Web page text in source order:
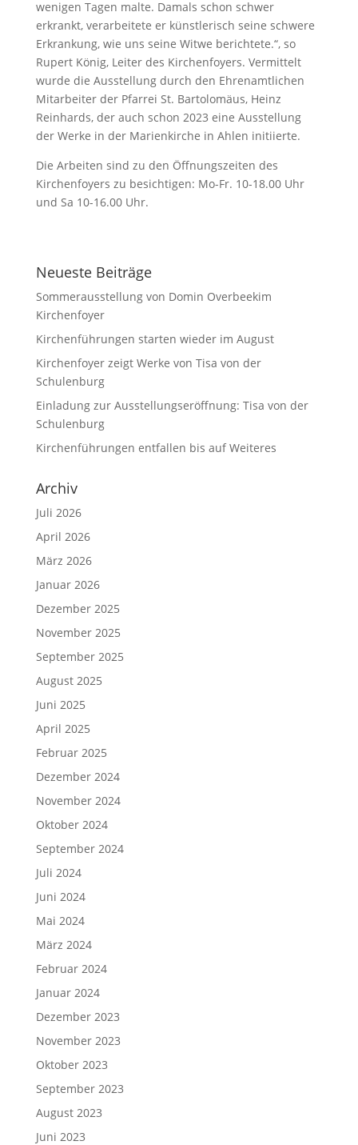
wenigen Tagen malte. Damals schon schwer
erkrankt, verarbeitete er künstlerisch seine schwere
Erkrankung, wie uns seine Witwe berichtete.“, so
Rupert König, Leiter des Kirchenfoyers. Vermittelt
wurde die Ausstellung durch den Ehrenamtlichen
Mitarbeiter der Pfarrei St. Bartolomäus, Heinz
Reinhards, der auch schon 2023 eine Ausstellung
der Werke in der Marienkirche in Ahlen initiierte.
Die Arbeiten sind zu den Öffnungszeiten des
Kirchenfoyers zu besichtigen: Mo-Fr. 10-18.00 Uhr
und Sa 10-16.00 Uhr.
Neueste Beiträge
Sommerausstellung von Domin Overbeekim
Kirchenfoyer
Kirchenführungen starten wieder im August
Kirchenfoyer zeigt Werke von Tisa von der
Schulenburg
Einladung zur Ausstellungseröffnung: Tisa von der
Schulenburg
Kirchenführungen entfallen bis auf Weiteres
Archiv
Juli 2026
April 2026
März 2026
Januar 2026
Dezember 2025
November 2025
September 2025
August 2025
Juni 2025
April 2025
Februar 2025
Dezember 2024
November 2024
Oktober 2024
September 2024
Juli 2024
Juni 2024
Mai 2024
März 2024
Februar 2024
Januar 2024
Dezember 2023
November 2023
Oktober 2023
September 2023
August 2023
Juni 2023